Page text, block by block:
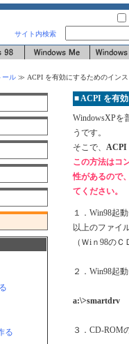
サイト内検索
ール ≫ ACPI を有効にするためのイン
る
■ ACPI を有
WindowsXPを
うです。
そこで、 ACPI
この方法はコ
性があるので
てください。
１．Win98
以上のファイ
（Ｗiｎ98の
２．Win98起
a:\>smartdrv
３．CD-ROM